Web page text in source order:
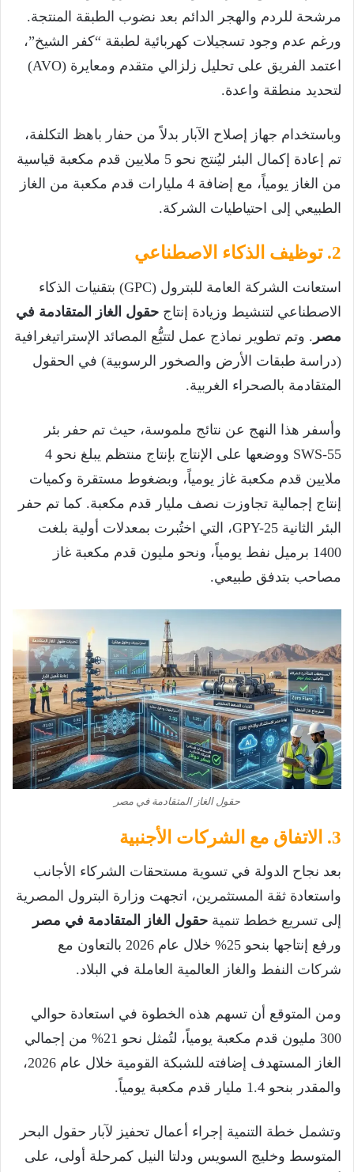
مرشحة للردم والهجر الدائم بعد نضوب الطبقة المنتجة.
ورغم عدم وجود تسجيلات كهربائية لطبقة “كفر الشيخ”،
اعتمد الفريق على تحليل زلزالي متقدم ومعايرة (AVO)
لتحديد منطقة واعدة.
وباستخدام جهاز إصلاح الآبار بدلاً من حفار باهظ التكلفة،
تم إعادة إكمال البئر ليُنتج نحو 5 ملايين قدم مكعبة قياسية
من الغاز يومياً، مع إضافة 4 مليارات قدم مكعبة من الغاز
الطبيعي إلى احتياطيات الشركة.
2. توظيف الذكاء الاصطناعي
استعانت الشركة العامة للبترول (GPC) بتقنيات الذكاء
الاصطناعي لتنشيط وزيادة إنتاج حقول الغاز المتقادمة في
مصر . وتم تطوير نماذج عمل لتتبُّع المصائد الإستراتيغرافية
(دراسة طبقات الأرض والصخور الرسوبية) في الحقول
المتقادمة بالصحراء الغربية.
وأسفر هذا النهج عن نتائج ملموسة، حيث تم حفر بئر
SWS-55 ووضعها على الإنتاج بإنتاج منتظم يبلغ نحو 4
ملايين قدم مكعبة غاز يومياً، وبضغوط مستقرة وكميات
إنتاج إجمالية تجاوزت نصف مليار قدم مكعبة. كما تم حفر
البئر الثانية GPY-25، التي اختُبرت بمعدلات أولية بلغت
1400 برميل نفط يومياً، ونحو مليون قدم مكعبة غاز
مصاحب بتدفق طبيعي.
حقول الغاز المتقادمة في مصر
3. الاتفاق مع الشركات الأجنبية
بعد نجاح الدولة في تسوية مستحقات الشركاء الأجانب
واستعادة ثقة المستثمرين، اتجهت وزارة البترول المصرية
إلى تسريع خطط تنمية حقول الغاز المتقادمة في مصر
ورفع إنتاجها بنحو 25% خلال عام 2026 بالتعاون مع
شركات النفط والغاز العالمية العاملة في البلاد.
ومن المتوقع أن تسهم هذه الخطوة في استعادة حوالي
300 مليون قدم مكعبة يومياً، لتُمثل نحو 21% من إجمالي
الغاز المستهدف إضافته للشبكة القومية خلال عام 2026،
والمقدر بنحو 1.4 مليار قدم مكعبة يومياً.
وتشمل خطة التنمية إجراء أعمال تحفيز لآبار حقول البحر
المتوسط وخليج السويس ودلتا النيل كمرحلة أولى، على